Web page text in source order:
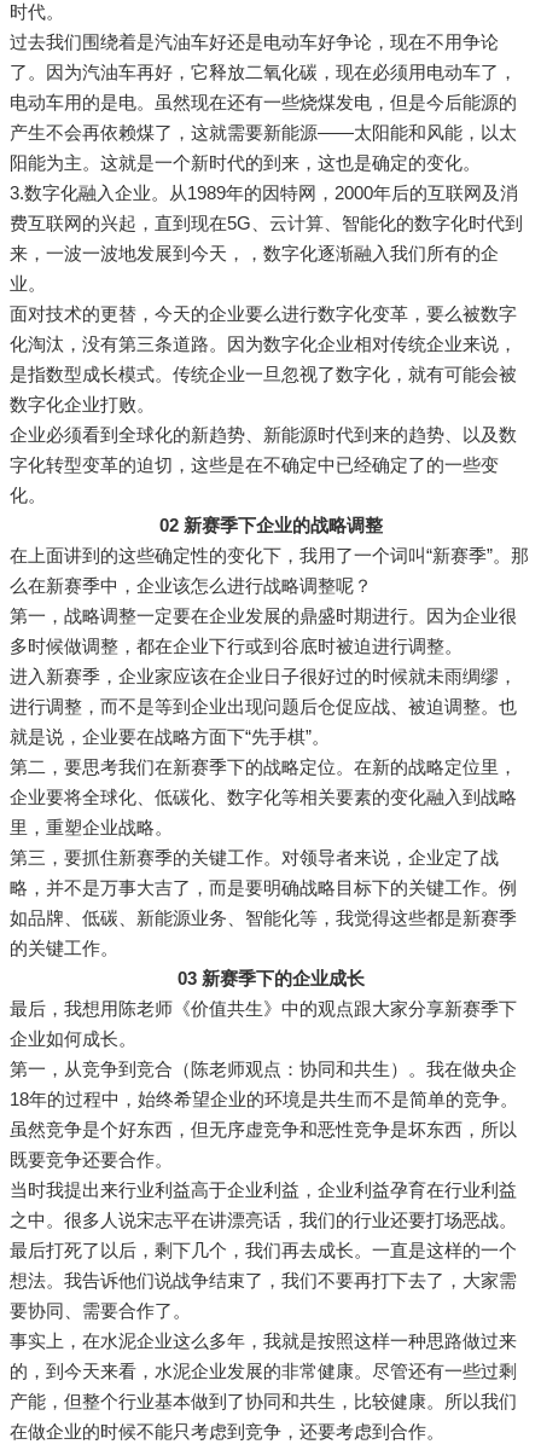
时代。
过去我们围绕着是汽油车好还是电动车好争论，现在不用争论
了。因为汽油车再好，它释放二氧化碳，现在必须用电动车了，
电动车用的是电。虽然现在还有一些烧煤发电，但是今后能源的
产生不会再依赖煤了，这就需要新能源——太阳能和风能，以太
阳能为主。这就是一个新时代的到来，这也是确定的变化。
3.数字化融入企业。从1989年的因特网，2000年后的互联网及消
费互联网的兴起，直到现在5G、云计算、智能化的数字化时代到
来，一波一波地发展到今天，，数字化逐渐融入我们所有的企
业。
面对技术的更替，今天的企业要么进行数字化变革，要么被数字
化淘汰，没有第三条道路。因为数字化企业相对传统企业来说，
是指数型成长模式。传统企业一旦忽视了数字化，就有可能会被
数字化企业打败。
企业必须看到全球化的新趋势、新能源时代到来的趋势、以及数
字化转型变革的迫切，这些是在不确定中已经确定了的一些变
化。
02 新赛季下企业的战略调整
在上面讲到的这些确定性的变化下，我用了一个词叫“新赛季”。那
么在新赛季中，企业该怎么进行战略调整呢？
第一，战略调整一定要在企业发展的鼎盛时期进行。因为企业很
多时候做调整，都在企业下行或到谷底时被迫进行调整。
进入新赛季，企业家应该在企业日子很好过的时候就未雨绸缪，
进行调整，而不是等到企业出现问题后仓促应战、被迫调整。也
就是说，企业要在战略方面下“先手棋”。
第二，要思考我们在新赛季下的战略定位。在新的战略定位里，
企业要将全球化、低碳化、数字化等相关要素的变化融入到战略
里，重塑企业战略。
第三，要抓住新赛季的关键工作。对领导者来说，企业定了战
略，并不是万事大吉了，而是要明确战略目标下的关键工作。例
如品牌、低碳、新能源业务、智能化等，我觉得这些都是新赛季
的关键工作。
03 新赛季下的企业成长
最后，我想用陈老师《价值共生》中的观点跟大家分享新赛季下
企业如何成长。
第一，从竞争到竞合（陈老师观点：协同和共生）。我在做央企
18年的过程中，始终希望企业的环境是共生而不是简单的竞争。
虽然竞争是个好东西，但无序虚竞争和恶性竞争是坏东西，所以
既要竞争还要合作。
当时我提出来行业利益高于企业利益，企业利益孕育在行业利益
之中。很多人说宋志平在讲漂亮话，我们的行业还要打场恶战。
最后打死了以后，剩下几个，我们再去成长。一直是这样的一个
想法。我告诉他们说战争结束了，我们不要再打下去了，大家需
要协同、需要合作了。
事实上，在水泥企业这么多年，我就是按照这样一种思路做过来
的，到今天来看，水泥企业发展的非常健康。尽管还有一些过剩
产能，但整个行业基本做到了协同和共生，比较健康。所以我们
在做企业的时候不能只考虑到竞争，还要考虑到合作。